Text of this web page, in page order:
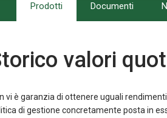
Prodotti Documenti
valori
vi è garanzia di ottenere uguali
di gestione concretamente posta in